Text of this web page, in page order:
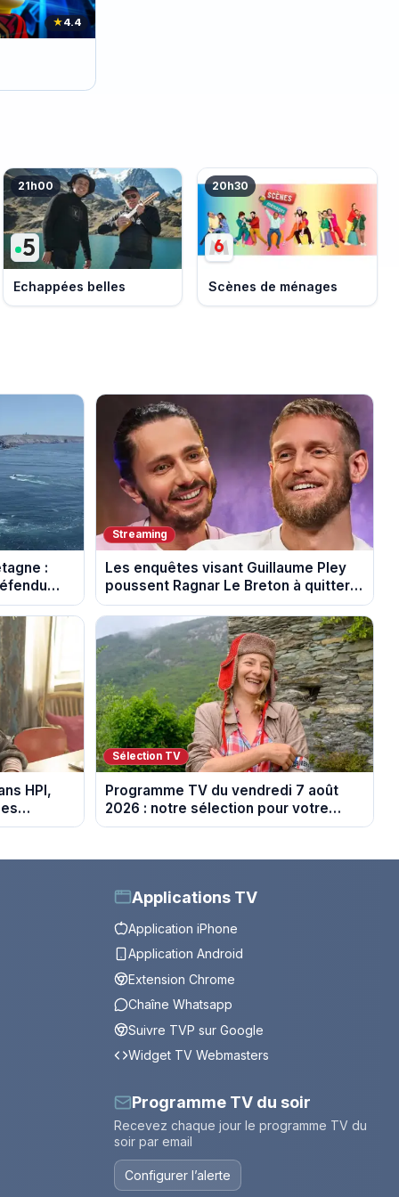
★4.4
21h00
Echappées belles
20h30
Scènes de ménages
:
Streaming
Les enquêtes visant Guillaume Pley
poussent Ragnar Le Breton à quitter
la tournée Legend
HPI,
Sélection TV
Programme TV du vendredi 7 août
2026 : notre sélection pour votre
soirée télé
Applications TV
Application iPhone
Application Android
Extension Chrome
Chaîne Whatsapp
Suivre TVP sur Google
Widget TV Webmasters
Programme TV du soir
Recevez chaque jour le programme TV du
soir par email
Configurer l’alerte